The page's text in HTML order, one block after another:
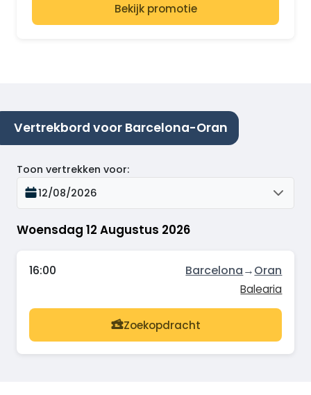
Bekijk promotie
Vertrekbord voor Barcelona-Oran
Woensdag 12 Augustus 2026
Toon vertrekken voor:
12/08/2026
16:00 Barcelona→Oran
Balearia
Zoekopdracht